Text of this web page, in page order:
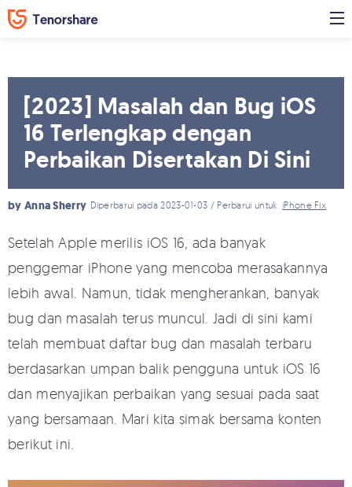
[2023] Masalah dan Bug iOS
16 Terlengkap dengan
Perbaikan Disertakan Di Sini
by Anna Sherry Diperbarui pada 2023-01-03 / Perbarui untukiPhone Fix
Setelah Apple merilis iOS 16, ada banyak
penggemar iPhone yang mencoba merasakannya
lebih awal. Namun, tidak mengherankan, banyak
bug dan masalah terus muncul. Jadi di sini kami
telah membuat daftar bug dan masalah terbaru
berdasarkan umpan balik pengguna untuk iOS 16
dan menyajikan perbaikan yang sesuai pada saat
yang bersamaan. Mari kita simak bersama konten
berikut ini.